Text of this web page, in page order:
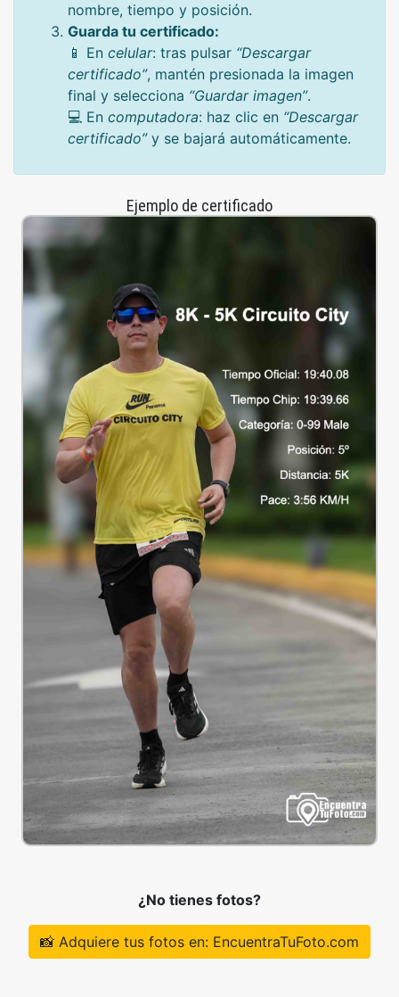
nombre, tiempo y posición.
Guarda tu certificado:
📱 En celular: tras pulsar “Descargar
certificado”, mantén presionada la imagen
final y selecciona “Guardar imagen”.
💻 En computadora: haz clic en “Descargar
certificado”y se bajará automáticamente.
Ejemplo de certificado
¿No tienes fotos?
📸 Adquiere tus fotos en: EncuentraTuFoto.com